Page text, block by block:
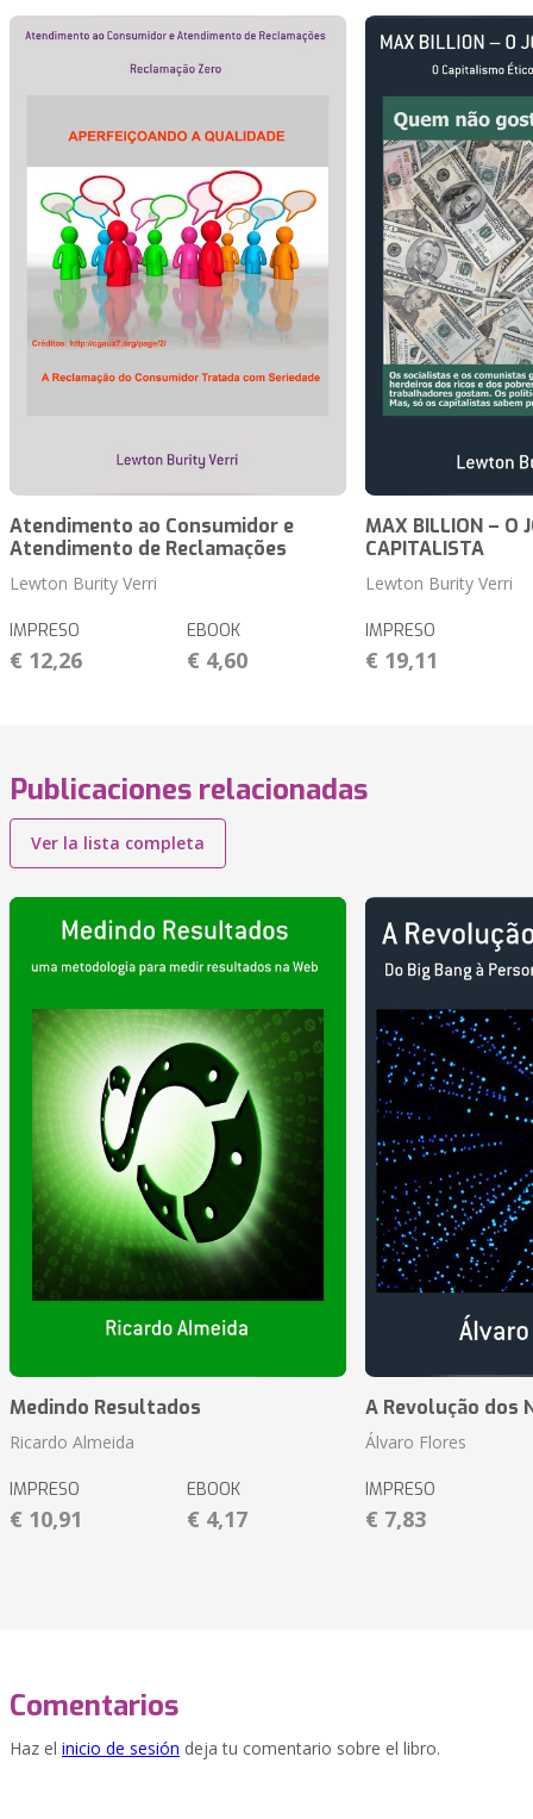
Atendimento ao Consumidor e
Atendimento de Reclamações
Lewton Burity Verri
IMPRESO
€ 12,26
EBOOK
€ 4,60
MAX BILLION – O
CAPITALISTA
Lewton Burity Verri
IMPRESO
€ 19,11
Publicaciones relacionadas
Ver la lista completa
Medindo Resultados
Ricardo Almeida
IMPRESO
€ 10,91
EBOOK
€ 4,17
A Revolução dos
Álvaro Flores
IMPRESO
€ 7,83
Comentarios
Haz el inicio de sesión deja tu comentario sobre el libro.